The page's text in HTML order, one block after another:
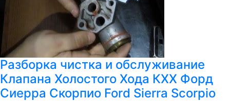
Разборка чистка и обслуживание
Клапана Холостого Хода КХХ Форд
Сиерра Скорпио Ford Sierra Scorpio